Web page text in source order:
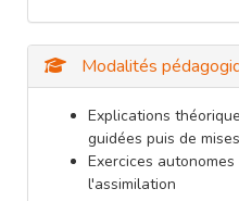
Modalités
Explications
guidées puis de
Exercices
l'assimilation